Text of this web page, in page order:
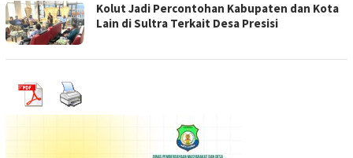
Kolut Jadi Percontohan Kabupaten dan Kota
Lain di Sultra Terkait Desa Presisi